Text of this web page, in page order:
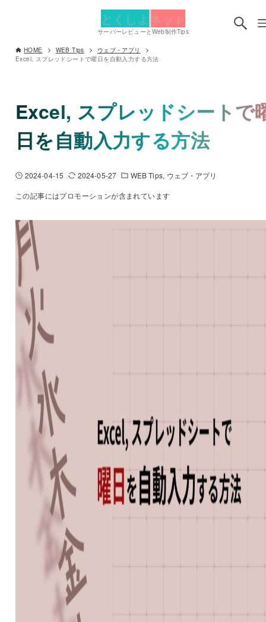
とくしよネット
サーバーレビューとWeb制作Tips
HOME WEB Tips
ウェブ・アプリ
Excel, スプレッドシートで曜日を自動入力する方法
Excel, スプレッドシートで
日を自動入力する方法
2024-04-15 2024-05-27 WEB Tips ウェブ・アプリ
この記事にはプロモーションが含まれています